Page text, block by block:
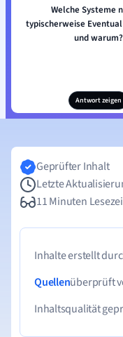
Welche Systeme
typischerweise
und warum?
Antwort zeigen
Geprüfter Inhalt
Letzte
11 Minuten
Inhalte erstellt
Quellenüberprüft
Inhaltsqualität